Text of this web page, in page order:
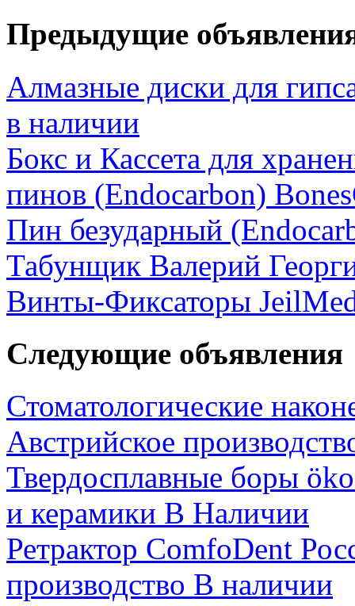
Предыдущие
Алмазные диски для
в наличии
Бокс и Кассета для
пинов (Endocarbon)
Пин безударный
Табунщик Валерий
Винты-Фиксаторы
Следующие объявления
Стоматологические
Австрийское
Твердосплавные боры
и керамики В Наличии
Ретрактор ComfoDent
производство В наличии